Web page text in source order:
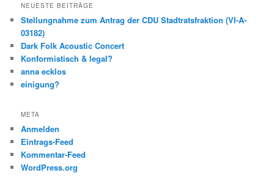
NEUESTE BEITRÄGE
Stellungnahme zum Antrag der CDU Stadtratsfraktion (VI-A-
03182)
Dark Folk Acoustic Concert
Konformistisch & legal?
anna ecklos
einigung?
META
Anmelden
Eintrags-Feed
Kommentar-Feed
WordPress.org